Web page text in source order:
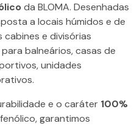
da BLOMA. Desenhadas
a locais húmidos e de
cabines e divisórias
balneários, casas de
unidades
e o caráter 100%
garantimos